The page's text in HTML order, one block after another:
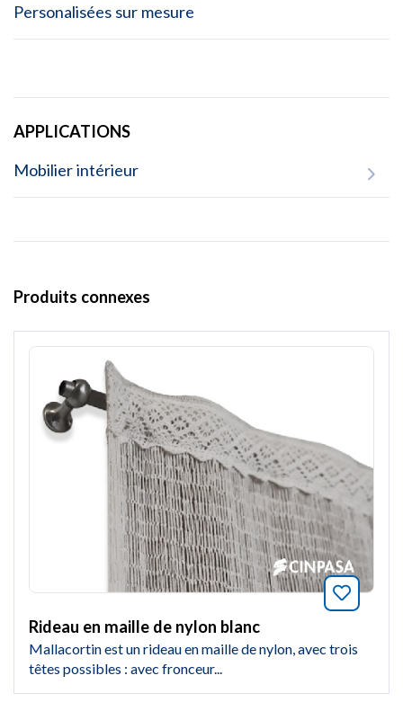
Personalisées sur mesure
APPLICATIONS
Mobilier intérieur
Produits connexes
Rideau en maille de nylon blanc
Mallacortin est un rideau en maille de nylon, avec trois
têtes possibles : avec fronceur...